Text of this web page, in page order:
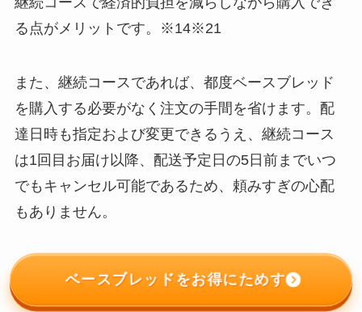
る点がメリットです。※14※21
また、継続コースであれば、都度ベースブレッド
を購入する必要がなく注文の手間を省けます。配
達日時も指定および変更できるうえ、継続コース
は1回目お届け以降、配送予定日の5日前までいつ
でもキャンセル可能であるため、頼みすぎの心配
もありません。
ベースブレッドをお得にためす